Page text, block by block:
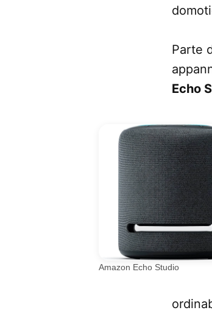
Parte
Echo
Amazon Echo Studio